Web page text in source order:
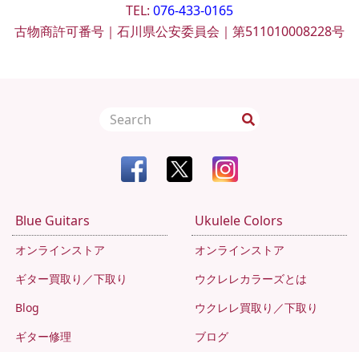
TEL: 076-433-0165
古物商許可番号｜石川県公安委員会｜第511010008228号
Blue Guitars
オンラインストア
ギター買取り／下取り
Blog
ギター修理
Ukulele Colors
オンラインストア
ウクレレカラーズとは
ウクレレ買取り／下取り
ブログ